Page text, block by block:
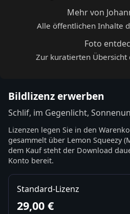
Mehr von
Alle öffentlichen Inhalte
Foto
Zur kuratierten Übersicht
Bildlizenz erwerben
Schlif, im Gegenlicht,
Lizenzen legen Sie in den
gesammelt über Lemon Squeezy
dem Kauf steht der Download
Konto bereit.
Standard-Lizenz
29,00 €